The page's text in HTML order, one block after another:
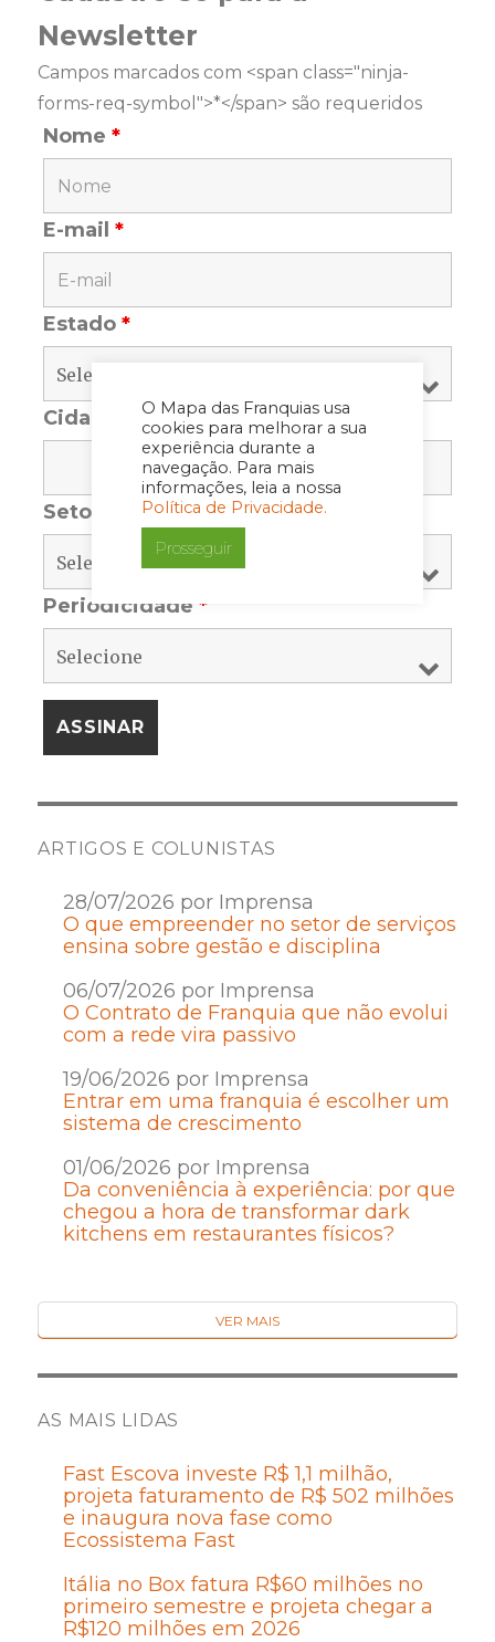
O Mapa das Franquias usa
cookies para melhorar a sua
experiência durante a
navegação. Para mais
informações, leia a nossa
Política de Privacidade.
Prosseguir
Newsletter
Campos marcados com <span class="ninja-
forms-req-symbol">*</span> são requeridos
Nome*
E-mail*
Estado*
Cidade
Setor
Periodicidade*
ARTIGOS E COLUNISTAS
28/07/2026 por Imprensa
O que empreender no setor de serviços
ensina sobre gestão e disciplina
06/07/2026 por Imprensa
O Contrato de Franquia que não evolui
com a rede vira passivo
19/06/2026 por Imprensa
Entrar em uma franquia é escolher um
sistema de crescimento
01/06/2026 por Imprensa
Da conveniência à experiência: por que
chegou a hora de transformar dark
kitchens em restaurantes físicos?
VER MAIS
AS MAIS LIDAS
Fast Escova investe R$ 1,1 milhão,
projeta faturamento de R$ 502 milhões
e inaugura nova fase como
Ecossistema Fast
Itália no Box fatura R$60 milhões no
primeiro semestre e projeta chegar a
R$120 milhões em 2026